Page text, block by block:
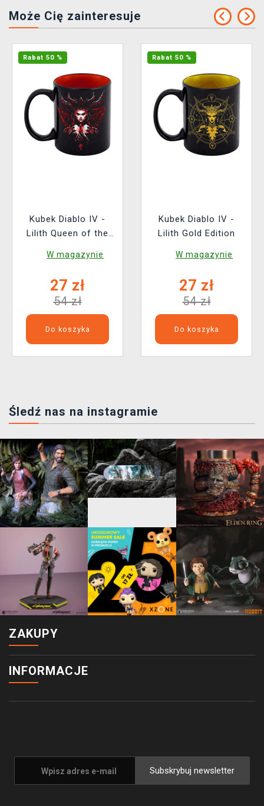
Może Cię zainteresuje
Rabat 50 %
Kubek Diablo IV -
Lilith Queen of the
W magazynie
27 zł
54 zł
Do koszyka
Rabat 50 %
Kubek Diablo IV -
Lilith Gold Edition
W magazynie
27 zł
54 zł
Do koszyka
Śledź nas na instagramie
ZAKUPY
INFORMACJE
Subskrybuj newsletter